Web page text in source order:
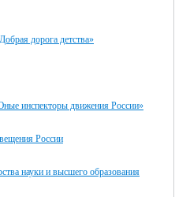
дорога детства»
инспекторы движения России»
России
науки и высшего образования